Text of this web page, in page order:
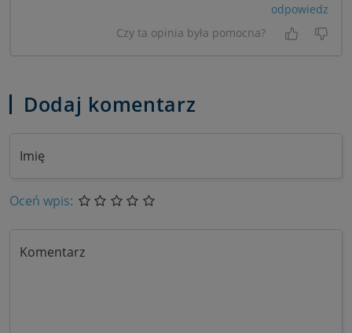
odpowiedz
Czy ta opinia była pomocna?
Tak, była
Nie
Dodaj komentarz
Imię
Oceń wpis:
Komentarz